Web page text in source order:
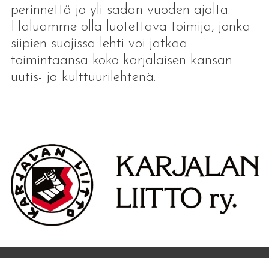
perinnettä jo yli sadan vuoden ajalta.
Haluamme olla luotettava toimija, jonka
siipien suojissa lehti voi jatkaa
toimintaansa koko karjalaisen kansan
uutis- ja kulttuurilehtenä.